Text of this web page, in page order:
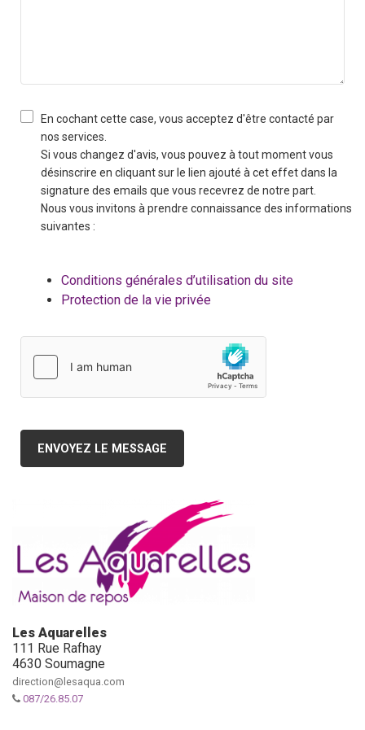
En cochant cette case, vous acceptez d'être contacté par
nos services.
Si vous changez d'avis, vous pouvez à tout moment vous
désinscrire en cliquant sur le lien ajouté à cet effet dans la
signature des emails que vous recevrez de notre part.
Nous vous invitons à prendre connaissance des informations
suivantes :
Conditions générales d’utilisation du site
Protection de la vie privée
ENVOYEZ LE MESSAGE
Les Aquarelles
111 Rue Rafhay
4630 Soumagne
direction@lesaqua.com
087/26.85.07